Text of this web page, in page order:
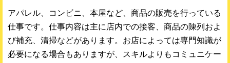
アパレル、コンビニ、本屋など、商品の販売を行っている
仕事です。仕事内容は主に店内での接客、商品の陳列およ
び補充、清掃などがあります。お店によっては専門知識が
必要になる場合もありますが、スキルよりもコミュニケー